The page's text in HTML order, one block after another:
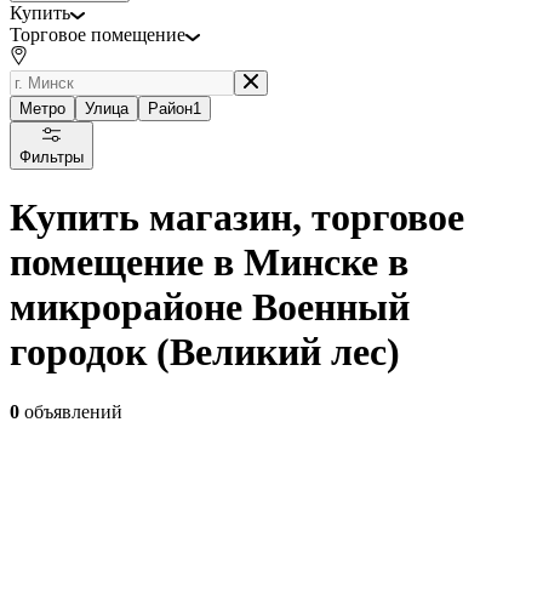
Купить
Торговое помещение
Метро Улица Район1
Фильтры
Купить магазин, торговое
помещение в Минске в
микрорайоне Военный
городок (Великий лес)
0 объявлений